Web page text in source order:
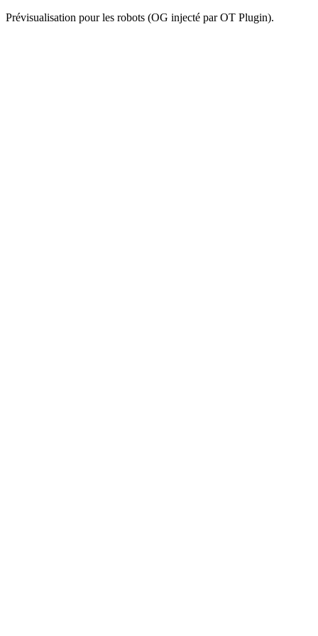
Prévisualisation pour les robots (OG injecté par OT Plugin).